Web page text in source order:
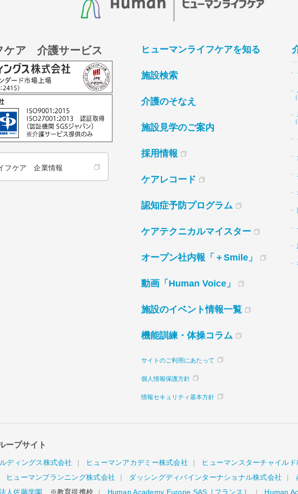
ケア 介護サービス
フケア 企業情報
ヒューマンライフケアを知る
施設検索
介護のそなえ
施設見学のご案内
採用情報
ケアレコード
認知症予防プログラム
ケアテクニカルマイスター
オープン社内報「＋Smile」
動画「Human Voice」
施設のイベント情報一覧
機能訓練・体操コラム
サイトのご利用にあたって
個人情報保護方針
情報セキュリティ基本方針
ープサイト
ディングス株式会社 ヒューマンアカデミー株式会社 ヒューマンスターチャイル
ヒューマンプランニング株式会社 ダッシングディバインターナショナル株式会社
人佐藤学園 ※教育提携校 Human Academy Europe SAS［フランス］ Human